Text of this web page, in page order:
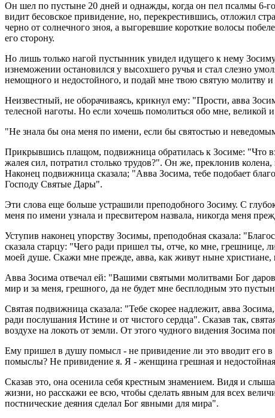
Он шел по пустыне 20 дней и однажды, когда он пел псалмы 6-го
видит бесовское привидение, но, перекрестившись, отложил
черно от солнечного зноя, а выгоревшие короткие волосы
его сторону.
Но лишь только нагой пустынник увидел идущего к нему
изнеможении остановился у высохшего ручья и стал слезно
немощного и недостойного, и подай мне твою святую молитву
Неизвестный, не оборачиваясь, крикнул ему: "Прости, авва
телесной наготы. Но если хочешь помолиться обо мне, великой
"Не знала бы она меня по имени, если бы святостью и
Прикрывшись плащом, подвижница обратилась к Зосиме: "Что
жалея сил, потратил столько трудов?". Он же, преклонив
Наконец подвижница сказала; "Авва Зосима, тебе подобает
Господу Святые Дары".
Эти слова еще больше устрашили преподобного Зосиму. С
меня по имени узнала и пресвитером назвала, никогда меня
Уступив наконец упорству Зосимы, преподобная сказала:
сказала старцу: "Чего ради пришел ты, отче, ко мне, грешнице,
моей душе. Скажи мне прежде, авва, как живут ныне христиане,
Авва Зосима отвечал ей: "Вашими святыми молитвами Бог
мир и за меня, грешного, да не будет мне бесплодным это
Святая подвижница сказала: "Тебе скорее надлежит, авва
ради послушания Истине и от чистого сердца". Сказав так,
воздухе на локоть от земли. От этого чудного видения Зосима
Ему пришел в душу помысл - не привидение ли это вводит его в
помыслы? Не привидение я. Я - женщина грешная и
Сказав это, она осенила себя крестным знамением. Видя и
жизни, но расскажи ее всю, чтобы сделать явным для всех
постнические деяния сделал Бог явными для мира".